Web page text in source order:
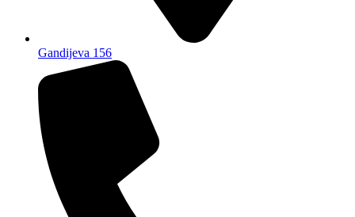
Gandijeva 156